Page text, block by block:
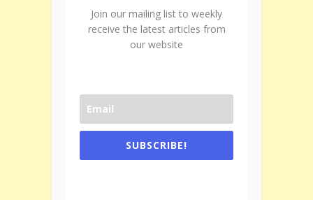
Join our mailing list to weekly
receive the latest articles from
our website
SUBSCRIBE!